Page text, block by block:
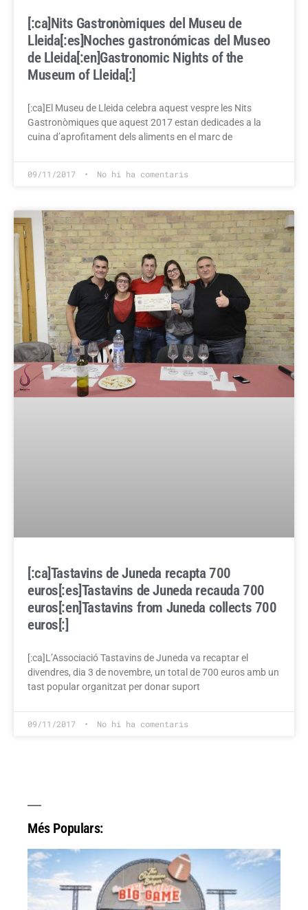
[:ca]Nits Gastronòmiques del Museu de
Lleida[:es]Noches gastronómicas del Museo
de Lleida[:en]Gastronomic Nights of the
Museum of Lleida[:]
[:ca]El Museu de Lleida celebra aquest vespre les Nits
Gastronòmiques que aquest 2017 estan dedicades a la
cuina d’aprofitament dels aliments en el marc de
09/11/2017 No hi ha comentaris
[:ca]Tastavins de Juneda recapta 700
euros[:es]Tastavins de Juneda recauda 700
euros[:en]Tastavins from Juneda collects 700
euros[:]
[:ca]L’Associació Tastavins de Juneda va recaptar el
divendres, dia 3 de novembre, un total de 700 euros amb un
tast popular organitzat per donar suport
09/11/2017 No hi ha comentaris
Més Populars: